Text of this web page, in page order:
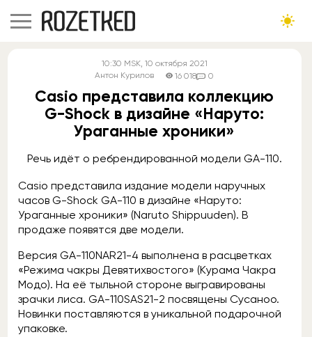
10:30 MSK, 10 октября 2021
Антон Курилов
16 018 0
Casio представила коллекцию
G-Shock в дизайне «Наруто:
Ураганные хроники»
Речь идёт о ребрендированной модели GA-110.
Casio представила издание модели наручных
часов G-Shock GA-110 в дизайне «Наруто:
Ураганные хроники» (Naruto Shippuuden). В
продаже появятся две модели.
Версия GA-110NAR21-4 выполнена в расцветках
«Режима чакры Девятихвостого» (Курама Чакра
Модо). На её тыльной стороне выгравированы
зрачки лиса. GA-110SAS21-2 посвящены Сусаноо.
Новинки поставляются в уникальной подарочной
упаковке.